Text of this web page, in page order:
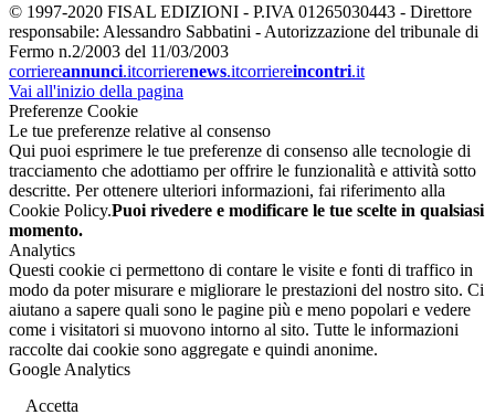
© 1997-2020 FISAL EDIZIONI - P.IVA 01265030443 - Direttore
responsabile: Alessandro Sabbatini - Autorizzazione del tribunale di
Fermo n.2/2003 del 11/03/2003
corriereannunci.itcorrierenews.itcorriereincontri.it
Vai all'inizio della pagina
Preferenze Cookie
Le tue preferenze relative al consenso
Qui puoi esprimere le tue preferenze di consenso alle tecnologie di
tracciamento che adottiamo per offrire le funzionalità e attività sotto
descritte. Per ottenere ulteriori informazioni, fai riferimento alla
Cookie Policy.Puoi rivedere e modificare le tue scelte in qualsiasi
momento.
Analytics
Questi cookie ci permettono di contare le visite e fonti di traffico in
modo da poter misurare e migliorare le prestazioni del nostro sito. Ci
aiutano a sapere quali sono le pagine più e meno popolari e vedere
come i visitatori si muovono intorno al sito. Tutte le informazioni
raccolte dai cookie sono aggregate e quindi anonime.
Google Analytics
Accetta